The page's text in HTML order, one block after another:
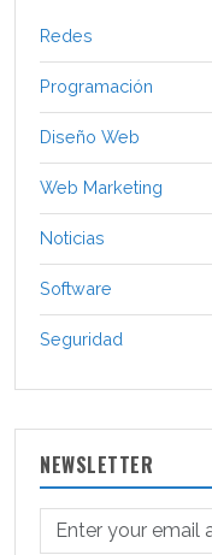
Redes
Programación
Diseño Web
Web Marketing
Noticias
Software
Seguridad
NEWSLETTER